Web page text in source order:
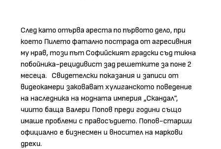
След като отърва ареста по първото дело, при
което Пилето фатално пострада от агресивния
му нрав, този път Софийският градски съд тикна
побойника-рецидивист зад решетките за поне 2
месеца. Свидетелски показания и записи от
видеокамери заковават хулиганското поведение
на наследника на модната империя „Скандал”,
чиито баща Валери Попов преди години също
имаше проблеми с правосъдието. Попов-старши
официално е бизнесмен и вносител на маркови
дрехи.